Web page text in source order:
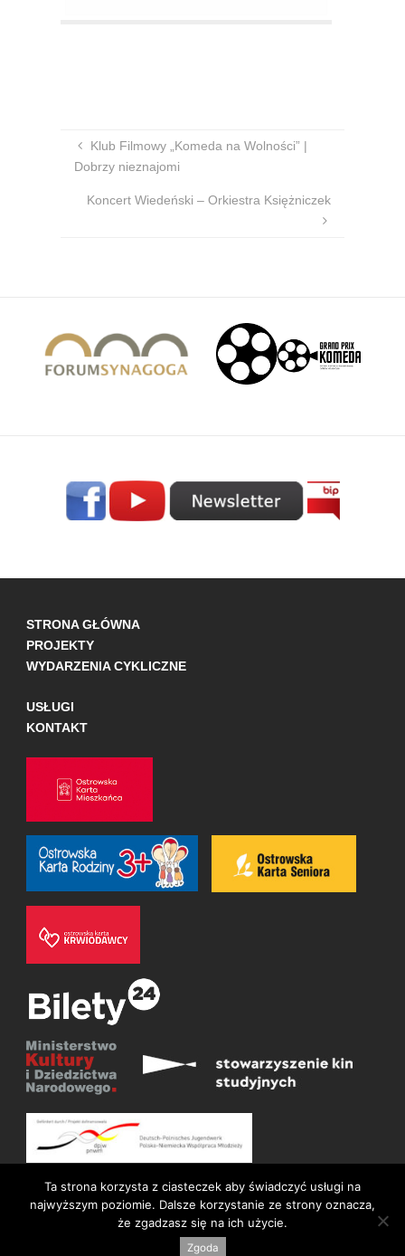
Klub Filmowy „Komeda na Wolności” |
Dobrzy nieznajomi
Koncert Wiedeński – Orkiestra Księżniczek
STRONA GŁÓWNA
PROJEKTY
WYDARZENIA CYKLICZNE
USŁUGI
KONTAKT
© Wszelkie prawa zastrzeżone 2026
Deklaracja dostępności
Ta strona korzysta z ciasteczek aby świadczyć usługi na
najwyższym poziomie. Dalsze korzystanie ze strony oznacza,
że zgadzasz się na ich użycie.
Zgoda